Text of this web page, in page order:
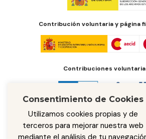
Contribución voluntaria y página
Contribuciones
Consentimiento de Cookies
Utilizamos cookies propias y de
terceros para mejorar nuestra web
mediante el análisis de tu